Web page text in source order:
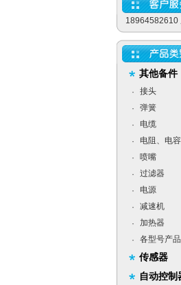
18964582610
其他备件
·
接头
·
弹簧
·
电缆
·
电阻、电容
·
喷嘴
·
过滤器
·
电源
·
减速机
·
加热器
·
各型号产
传感器
自动控制